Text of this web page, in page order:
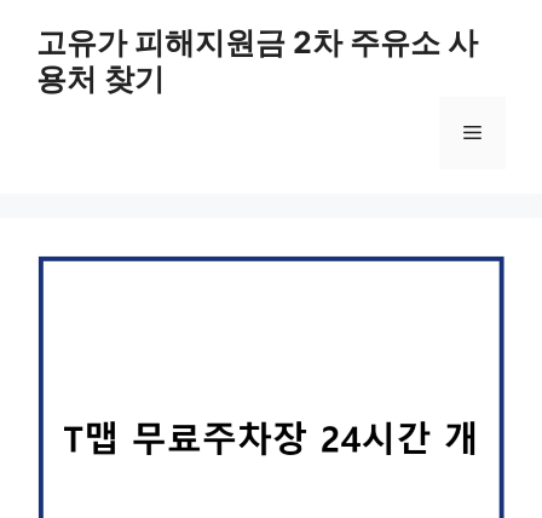
고유가 피해지원금 2차 주유소 사
용처 찾기
메